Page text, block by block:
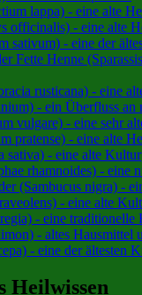
lappa) - eine alte
officinalis) - eine alte
sativum) - eine der
Fette Henne
rusticana) - eine
- ein Überfluss an
vulgare) - eine sehr
pratense) - eine alte
sativa) - eine alte
rhamnoides) - eine
(Sambucus nigra) -
- eine alte
- eine traditionelle
- altes Hausmittel
- eine der ältesten
Heilwissen